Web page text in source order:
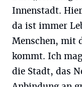
Innenstadt.
da ist immer
Menschen, mit
kommt. Ich
die Stadt, das